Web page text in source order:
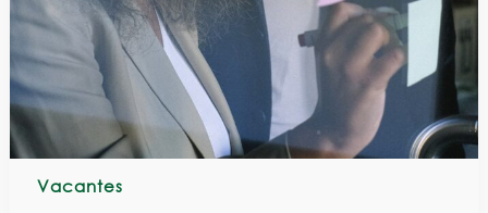
Vacantes